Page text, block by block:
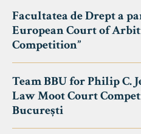
Facultatea de Drept a
European Court of
Competition”
Team BBU for Philip C.
Law Moot Court
București